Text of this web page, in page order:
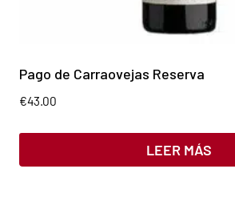
Pago de Carraovejas Reserva
€43.00
LEER MÁS